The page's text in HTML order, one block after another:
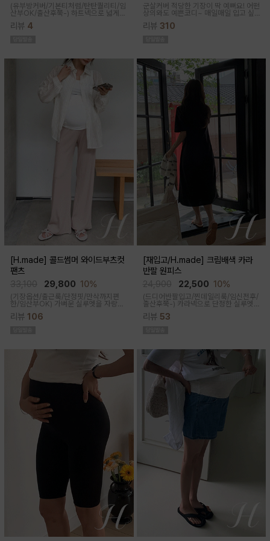
(유부방커버/기본티처럼/탄탄퀄리티/임
산부OK/출산후쭉-) 하트넥으로 넓게
루엣이 되고 넓은 암홀로 끼임이나 답답
리뷰 4
군살커버 적당한 기장이 딱 예뻐요! 어떤
상의와도 예쁜코디~ 매일매일 입고 싶
한 5부 기장감으로 군살커버
리뷰 310
[H.made] 콜드썸머 와이드부츠컷
팬츠
29,800 10%
(기장옵션/출근룩/단정핏/만삭까지편
한/임산부OK) 가벼운 실루엣을 자랑하
는 와이드 부츠컷 팬츠예요~ 시원한 원
단감과 디자인으로 쾌적하게 착용돼요
리뷰 106
[재입고/H.made] 크림배색 카라
반팔 원피스
22,500 10%
(드디어반팔입고/찐데일리룩/임신전후/
출산후쭉-) 카라넥으로 단정한 실루엣
과 배색 디테일이 들어가면서 전체적으
로 여유있는 핏감과 미운 군살을 가려주
리뷰 53